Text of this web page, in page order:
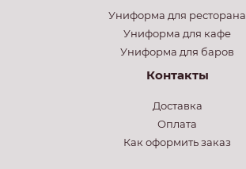
Униформа для ресторана
Униформа для кафе
Униформа для баров
Контакты
Доставка
Оплата
Как оформить заказ